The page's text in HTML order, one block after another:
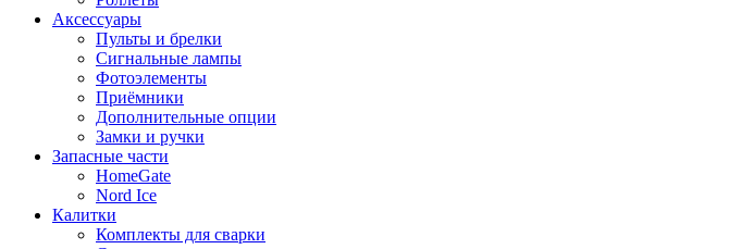
Аксессуары
Пульты и брелки
Сигнальные лампы
Фотоэлементы
Приёмники
Дополнительные опции
Замки и ручки
Запасные части
HomeGate
Nord Ice
Калитки
Комплекты для сварки